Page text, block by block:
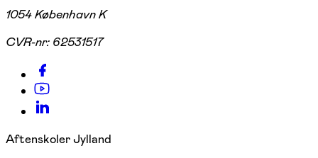
1054 København K
CVR-nr: 62531517
Aftenskoler Jylland